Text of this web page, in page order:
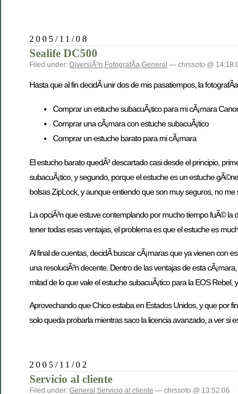
2005/11/08
Sealife DC500
Filed under: DiversiÃ³n,FotografÃ­a,General — chrssoto @
Hasta que al fin decidÃ­ unir dos de mis pasatiempos, la
Comprar un estuche subacuÃ¡tico para mi cÃ¡mara
Comprar una cÃ¡mara con estuche subacuÃ¡tico
Comprar un estuche barato para mi cÃ¡mara
El estucho barato quedÃ³ descartado casi desde el principio,
subacuÃ¡tico, y segundo, porque el estuche es un estuche
bolsas ZipLock, y aunque entiendo que son muy seguros, no
La opciÃ³n que estuve contemplando por mucho tiempo fuÃ© la
tener todas esas ventajas, el problema es que el estuche es
Al final de cuentas, decidÃ­ buscar cÃ¡maras que ya vienen con
una resoluciÃ³n decente. Dentro de las ventajas de esta
mitad de lo que vale el estuche subacuÃ¡tico para la EOS
Aprovechando que Chico estaba en Estados Unidos, y que por
solo queda probarla mientras saco la licencia avanzado, a ver si
2005/11/02
Servicio al cliente
Filed under: General ,Servicio al cliente — chrssoto @ 13:52:06